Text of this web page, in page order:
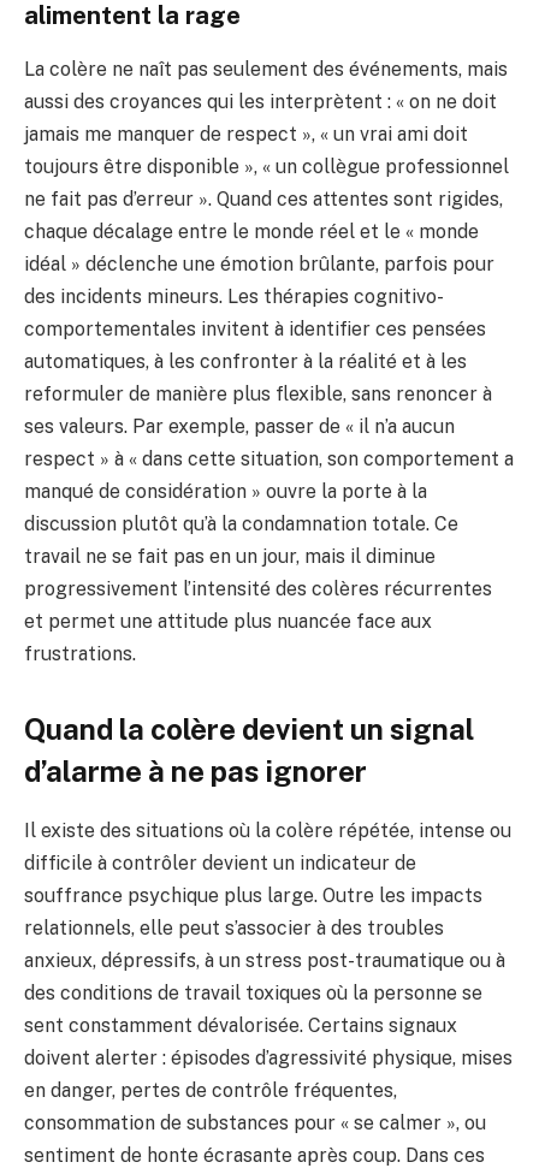
alimentent la rage
La colère ne naît pas seulement des événements, mais
aussi des croyances qui les interprètent : « on ne doit
jamais me manquer de respect », « un vrai ami doit
toujours être disponible », « un collègue professionnel
ne fait pas d’erreur ». Quand ces attentes sont rigides,
chaque décalage entre le monde réel et le « monde
idéal » déclenche une émotion brûlante, parfois pour
des incidents mineurs. Les thérapies cognitivo-
comportementales invitent à identifier ces pensées
automatiques, à les confronter à la réalité et à les
reformuler de manière plus flexible, sans renoncer à
ses valeurs. Par exemple, passer de « il n’a aucun
respect » à « dans cette situation, son comportement a
manqué de considération » ouvre la porte à la
discussion plutôt qu’à la condamnation totale. Ce
travail ne se fait pas en un jour, mais il diminue
progressivement l’intensité des colères récurrentes
et permet une attitude plus nuancée face aux
frustrations.
Quand la colère devient un signal
d’alarme à ne pas ignorer
Il existe des situations où la colère répétée, intense ou
difficile à contrôler devient un indicateur de
souffrance psychique plus large. Outre les impacts
relationnels, elle peut s’associer à des troubles
anxieux, dépressifs, à un stress post-traumatique ou à
des conditions de travail toxiques où la personne se
sent constamment dévalorisée. Certains signaux
doivent alerter : épisodes d’agressivité physique, mises
en danger, pertes de contrôle fréquentes,
consommation de substances pour « se calmer », ou
sentiment de honte écrasante après coup. Dans ces